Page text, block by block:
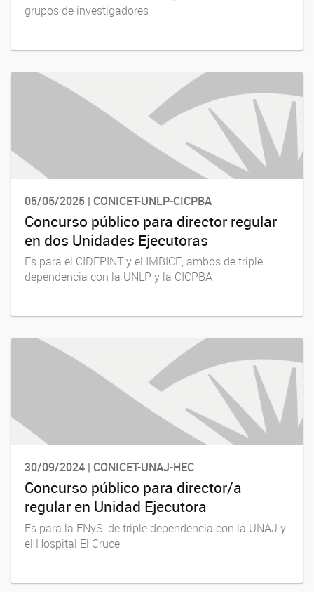
grupos de investigadores
05/05/2025 | CONICET-UNLP-CICPBA
Concurso público para director regular
en dos Unidades Ejecutoras
Es para el CIDEPINT y el IMBICE, ambos de triple
dependencia con la UNLP y la CICPBA
30/09/2024 | CONICET-UNAJ-HEC
Concurso público para director/a
regular en Unidad Ejecutora
Es para la ENyS, de triple dependencia con la UNAJ y
el Hospital El Cruce